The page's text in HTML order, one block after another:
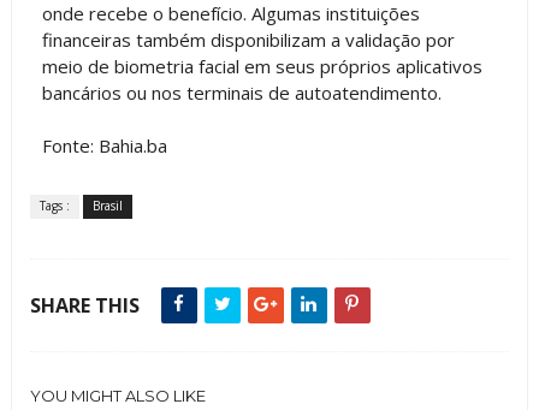
onde recebe o benefício. Algumas instituições
financeiras também disponibilizam a validação por
meio de biometria facial em seus próprios aplicativos
bancários ou nos terminais de autoatendimento.
Fonte: Bahia.ba
Tags : Brasil
SHARE THIS
YOU MIGHT ALSO LIKE